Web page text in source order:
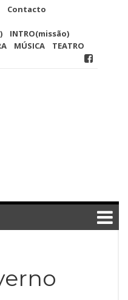
Contacto
INTRO(missão)
MÚSICA TEATRO